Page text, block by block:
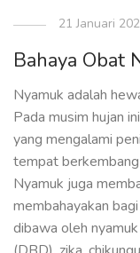
21 Januari
Bahaya Obat
Nyamuk adalah
Pada musim hujan
yang mengalami
tempat
Nyamuk juga
membahayakan
dibawa oleh